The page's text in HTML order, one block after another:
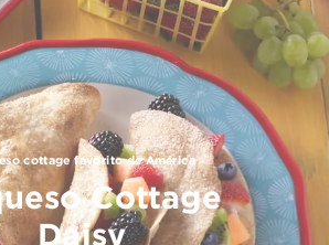
cottage favorito de América
Cottage
Daisy